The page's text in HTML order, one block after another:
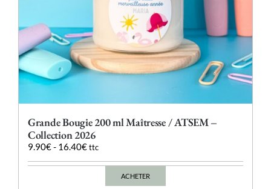
Grande Bougie 200 ml Maîtresse / ATSEM –
Collection 2026
9.90€- 16.40€ ttc
ACHETER
Ce